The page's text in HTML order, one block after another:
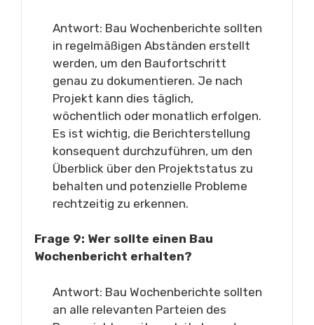
Antwort: Bau Wochenberichte sollten
in regelmäßigen Abständen erstellt
werden, um den Baufortschritt
genau zu dokumentieren. Je nach
Projekt kann dies täglich,
wöchentlich oder monatlich erfolgen.
Es ist wichtig, die Berichterstellung
konsequent durchzuführen, um den
Überblick über den Projektstatus zu
behalten und potenzielle Probleme
rechtzeitig zu erkennen.
Frage 9: Wer sollte einen Bau
Wochenbericht erhalten?
Antwort: Bau Wochenberichte sollten
an alle relevanten Parteien des